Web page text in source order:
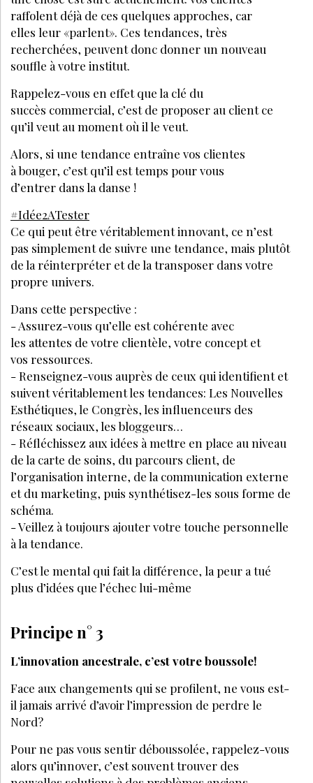
GESTION NOVEMBRE 2024
Elodie Joliet, esthéticienne : "J’ai fait le
choix de la franchise pour être
accompagnée"
Institut de beauté : comment exploiter
ses cabines vides ?
PODCAST